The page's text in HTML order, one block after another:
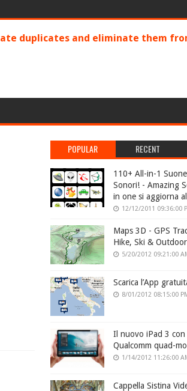
duplicates and eliminate them
POPULAR RECENT
110+ All-in-1
Sonori! - Amazing
in one si aggiorna
12/12/2011 09:36:00
Maps 3D - GPS
Hike, Ski & Outdoor
5/20/2012 09:21:00
Scarica l’App
8/01/2012 08:15:00
Il nuovo iPad 3 con
Qualcomm quad-
1/14/2012 11:26:00
Cappella Sistina